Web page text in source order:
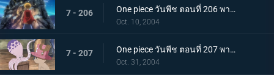
7 - 206 One piece วันพีช ตอนที่ 206 พากย์ไทย ลาก่อนป้อมปราการกองทัพเรือ! การต่อสู้ครั้งสุดท้ายเพื่อหลบหนี!
Oct. 10, 2004
7 - 207 One piece วันพีช ตอนที่ 207 พากย์ไทย การผจญภัยที่ "ลองก์ริงก์ - ลองก์แลนด์"
Oct. 31, 2004